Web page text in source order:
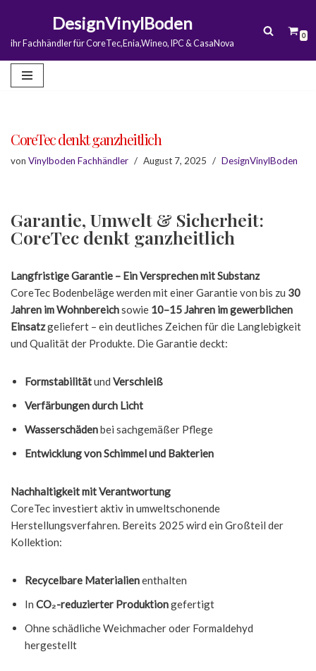
Zum
springen
DesignVinylBoden
ihr Fachhändler für CoreTec,Enia,Wineo, IPC & CasaNova
0
CoreTec denkt ganzheitlich
von Vinylboden Fachhändler August 7, 2025 DesignVinylBoden
Garantie, Umwelt & Sicherheit:
CoreTec denkt ganzheitlich
Langfristige Garantie – Ein Versprechen mit Substanz
CoreTec Bodenbeläge werden mit einer Garantie von bis zu 30
Jahren im Wohnbereichsowie 10–15 Jahren im gewerblichen
Einsatzgeliefert – ein deutliches Zeichen für die Langlebigkeit
und Qualität der Produkte. Die Garantie deckt:
Formstabilitätund Verschleiß
Verfärbungen durch Licht
Wasserschädenbei sachgemäßer Pflege
Entwicklung von Schimmel und Bakterien
Nachhaltigkeit mit Verantwortung
CoreTec investiert aktiv in umweltschonende
Herstellungsverfahren. Bereits 2025 wird ein Großteil der
Kollektion:
Recycelbare Materialienenthalten
In CO₂-reduzierter Produktiongefertigt
Ohne schädliche Weichmacher oder Formaldehyd
hergestellt